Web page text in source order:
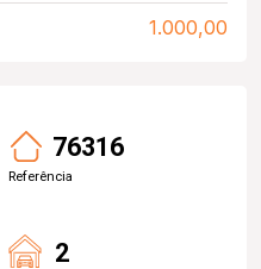
1.000,00
76316
Referência
2